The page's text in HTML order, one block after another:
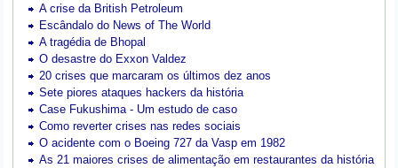
A crise da British Petroleum
Escândalo do News of The World
A tragédia de Bhopal
O desastre do Exxon Valdez
20 crises que marcaram os últimos dez anos
Sete piores ataques hackers da história
Case Fukushima - Um estudo de caso
Como reverter crises nas redes sociais
O acidente com o Boeing 727 da Vasp em 1982
As 21 maiores crises de alimentação em restaurantes da história